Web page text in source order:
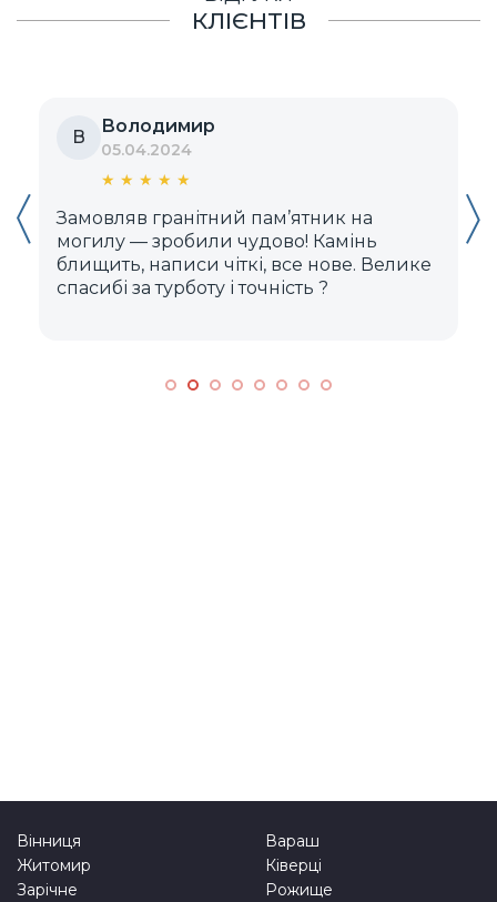
КЛІЄНТІВ
В
Володимир
05.04.2024
★ ★ ★ ★ ★
Замовляв гранітний пам’ятник на
могилу — зробили чудово! Камінь
блищить, написи чіткі, все нове. Велике
спасибі за турботу і точність ?️
Вінниця
Житомир
Зарічне
Вараш
Ківерці
Рожище